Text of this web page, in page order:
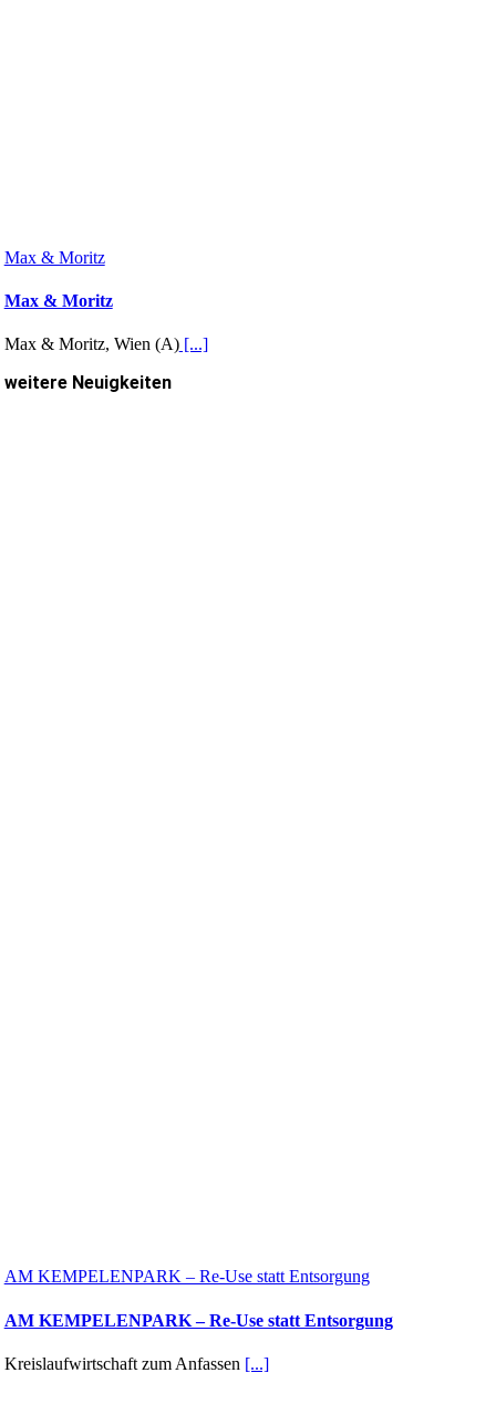
Max & Moritz
Max & Moritz
Max & Moritz, Wien (A)[...]
weitere Neuigkeiten
AM KEMPELENPARK – Re-Use statt Entsorgung
AM KEMPELENPARK – Re-Use statt Entsorgung
Kreislaufwirtschaft zum Anfassen [...]